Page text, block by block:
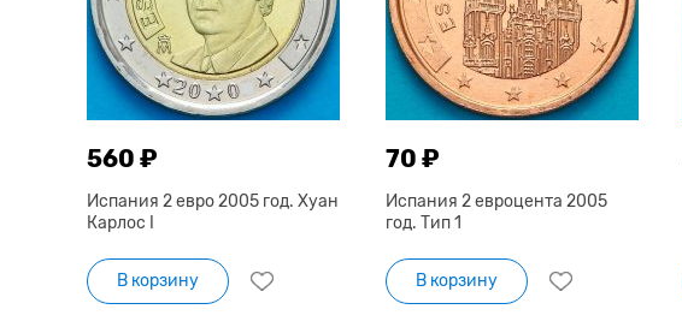
560 ₽
Испания 2 евро 2005 год. Хуан
Карлос I
В корзину
70 ₽
Испания 2 евроцента 2005
год. Тип 1
В корзину